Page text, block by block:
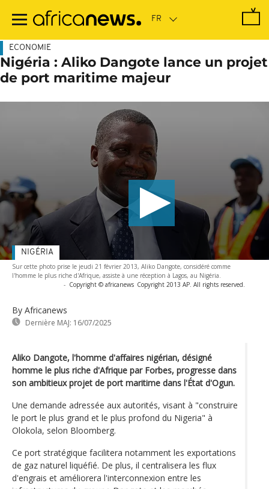
contenu
ECONOMIE
Nigéria : Aliko Dangote lance un projet
de port maritime majeur
Sur cette photo prise le jeudi 21 février 2013, Aliko Dangote, considéré comme
l'homme le plus riche d'Afrique, assiste à une réception à Lagos, au Nigéria.
- Copyright © africanews Copyright 2013 AP. All rights reserved.
By Africanews
Dernière MAJ: 16/07/2025
NIGÉRIA
Aliko Dangote, l'homme d'affaires nigérian, désigné
homme le plus riche d'Afrique par Forbes, progresse dans
son ambitieux projet de port maritime dans l'État d'Ogun.
Une demande adressée aux autorités, visant à "construire
le port le plus grand et le plus profond du Nigeria" à
Olokola, selon Bloomberg.
Ce port stratégique facilitera notamment les exportations
de gaz naturel liquéfié. De plus, il centralisera les flux
d'engrais et améliorera l'interconnexion entre les